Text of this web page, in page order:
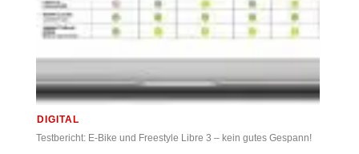
DIGITAL
Testbericht: E-Bike und Freestyle Libre 3 – kein gutes Gespann!